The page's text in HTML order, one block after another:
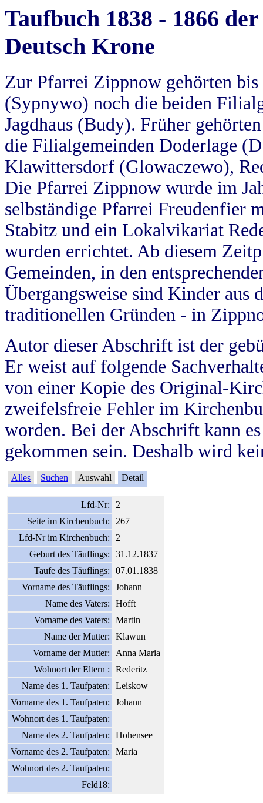
Taufbuch 1838 - 1866
Deutsch Krone
Zur Pfarrei Zippnow gehörten
(Sypnywo) noch die beiden
Jagdhaus (Budy). Früher
die Filialgemeinden Doderlage
Klawittersdorf (Glowaczewo),
Die Pfarrei Zippnow wurde im
selbständige Pfarrei Freudenfier
Stabitz und ein Lokalvikariat
wurden errichtet. Ab diesem
Gemeinden, in den
Übergangsweise sind Kinder aus
traditionellen Gründen - in
Autor dieser Abschrift ist der
Er weist auf folgende
von einer Kopie des Original-
zweifelsfreie Fehler im
worden. Bei der Abschrift kann
gekommen sein. Deshalb wird
Alles Suchen Auswahl Detail
Lfd-Nr:
2
Seite im Kirchenbuch:
267
Lfd-Nr im Kirchenbuch:
2
Geburt des Täuflings:
31.12.1837
Taufe des Täuflings:
07.01.1838
Vorname des Täuflings:
Johann
Name des Vaters:
Höfft
Vorname des Vaters:
Martin
Name der Mutter:
Klawun
Vorname der Mutter:
Anna Maria
Wohnort der Eltern :
Rederitz
Name des 1. Taufpaten:
Leiskow
Vorname des 1. Taufpaten:
Johann
Wohnort des 1. Taufpaten:
Name des 2. Taufpaten:
Hohensee
Vorname des 2. Taufpaten:
Maria
Wohnort des 2. Taufpaten:
Feld18: